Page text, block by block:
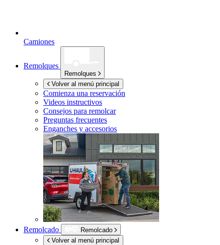
Camiones
Remolques
Remolques
Volver al menú principal
Comienza una reservación
Videos instructivos
Consejos para remolcar
Preguntas frecuentes
Enganches y accesorios
Remolcado
Remolcado
Volver al menú principal